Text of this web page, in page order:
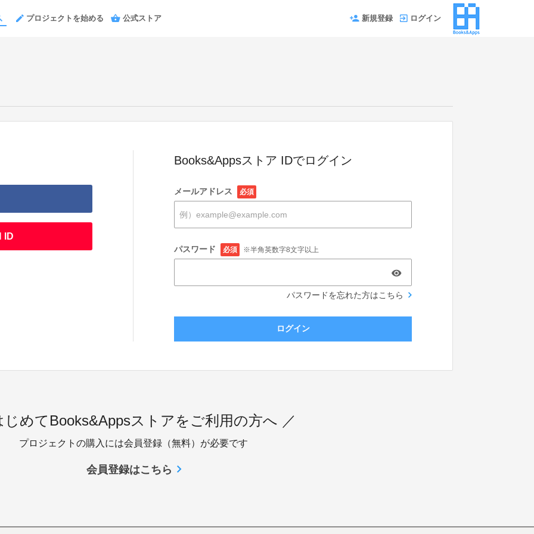
プロジェクトを始める 公式ストア 新規登録 ログイン
ID
Books&Appsストア IDでログイン
メールアドレス 必須
パスワード 必須 ※半角英数字8文字以上
パスワードを忘れた方はこちら
ログイン
じめてBooks&Appsストアをご利用の方へ ／
プロジェクトの購入には会員登録（無料）が必要です
会員登録はこちら